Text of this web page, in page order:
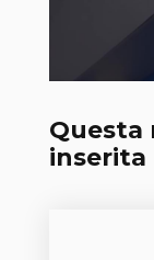
Questa
inserita